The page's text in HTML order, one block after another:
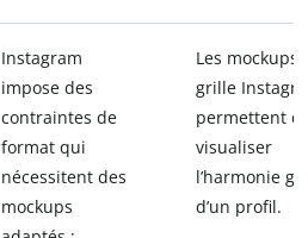
Instagram
impose des
contraintes de
format qui
nécessitent des
mockups
Les mockups
grille
permettent
visualiser
l’harmonie
d’un profil.